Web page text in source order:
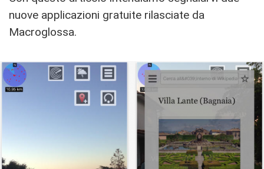
nuove applicazioni gratuite rilasciate da
Macroglossa.